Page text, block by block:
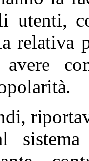
utenti,
relativa
avere